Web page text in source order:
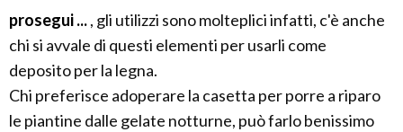
prosegui ..., gli utilizzi sono molteplici infatti, c'è anche
chi si avvale di questi elementi per usarli come
deposito per la legna.
Chi preferisce adoperare la casetta per porre a riparo
le piantine dalle gelate notturne, può farlo benissimo